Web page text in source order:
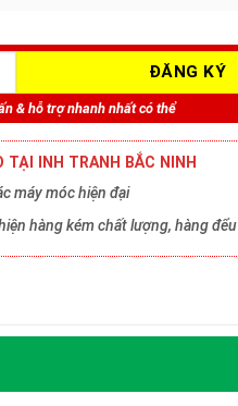
& hỗ trợ nhanh nhất có thể
TẠI INH TRANH BẮC NINH
máy móc hiện đại
hàng kém chất lượng, hàng đểu